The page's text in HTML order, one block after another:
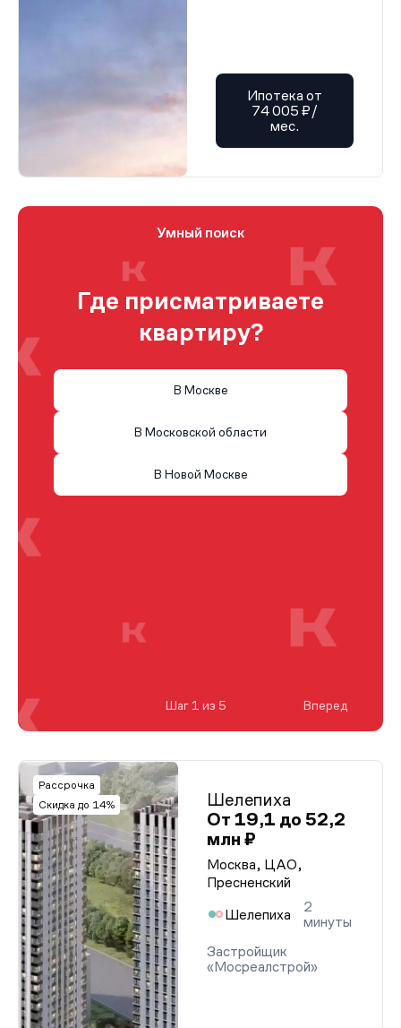
Ипотека от
74 005 ₽/
мес.
Рассрочка
Скидка до 14%
Шелепиха
От 19,1 до 52,2
млн ₽
Москва, ЦАО,
Пресненский
Шелепиха
2
минуты
Застройщик
«Мосреалстрой»
Умный поиск
Где присматриваете
квартиру?
В Москве
В Московской области
В Новой Москве
Шаг 1 из 5 Вперед